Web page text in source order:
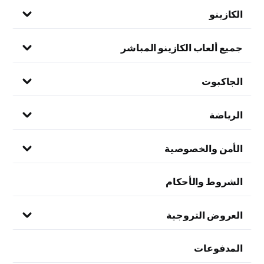
الكازينو
جميع ألعاب الكازينو المباشر
الجاكبوت
الرياضة
الأمن والخصوصية
الشروط والأحكام
العروض التروجية
المدفوعات